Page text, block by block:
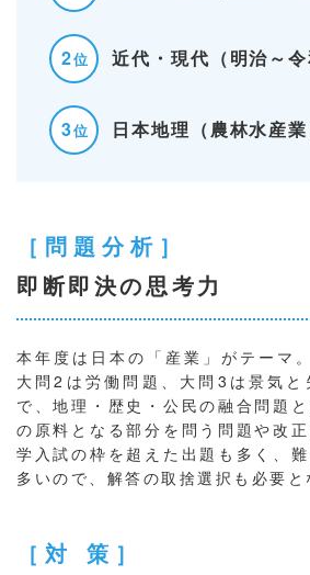
2位 近代・現代 （明治～令
3位 日本地理 （農林水産業
［問題分析］
即断即決の思考力
本年度は日本の「産業」がテーマ
大問2は労働問題、大問3は景気と
で、地理・歴史・公民の融合問題
の原料となる部分を問う問題や改
学入試の枠を超えた出題も多く、
多いので、解答の取捨選択も必要と
［対 策］